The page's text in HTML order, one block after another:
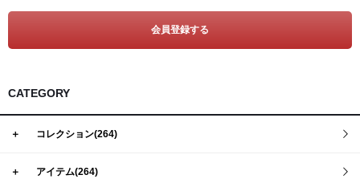
ヘッドウェア
CATEGORY
＋ コレクション(264)
＋ アイテム(264)